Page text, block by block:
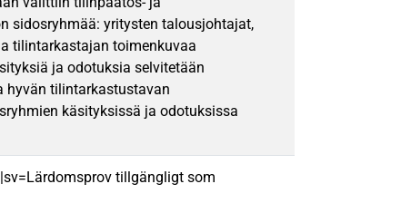
sidosryhmää: yritysten talousjohtajat,
tilintarkastajan toimenkuvaa
ja odotuksia selvitetään
hyvän tilintarkastustavan
käsityksissä ja odotuksissa
tillgängligt som